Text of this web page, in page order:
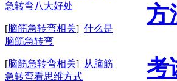
方
考
急转弯八大好处
[脑筋急转弯相关] 什么是
脑筋急转弯
[脑筋急转弯相关] 从脑筋
急转弯看思维方式